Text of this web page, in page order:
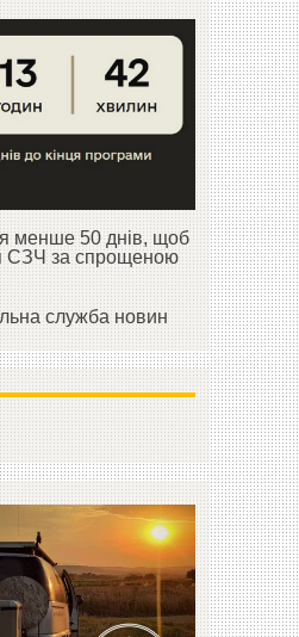
менше 50 днів, щоб
СЗЧ за спрощеною
служба новин